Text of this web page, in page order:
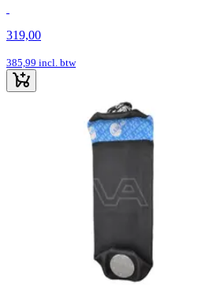
319,00
385,99 incl. btw